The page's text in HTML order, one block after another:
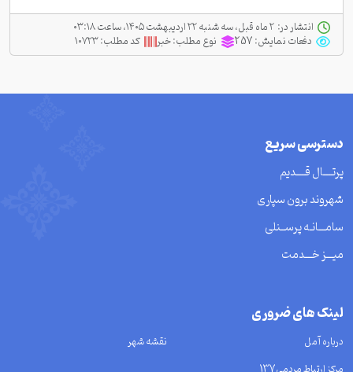
انتشار در:
دفعات نمایش:257 نوع مطلب:خبر کد مطلب:۱۰۷۲۳
دسترسی سریع
پرتــــال قــــدیم
شهروند برون سپاری
سامـــانـه پرســنلی
میـــز خـــدمت
لینک های ضروری
درباره آمل
نقشه شهر